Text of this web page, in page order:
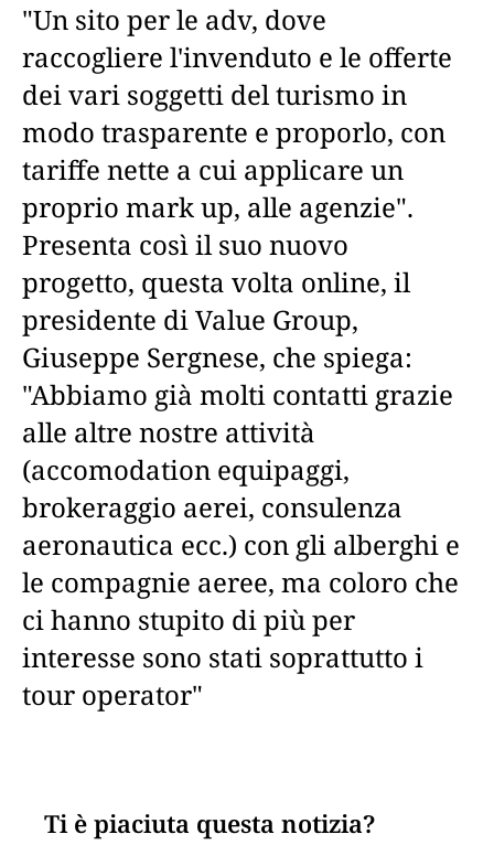
"Un sito per le adv, dove
raccogliere l'invenduto e le offerte
dei vari soggetti del turismo in
modo trasparente e proporlo, con
tariffe nette a cui applicare un
proprio mark up, alle agenzie".
Presenta così il suo nuovo
progetto, questa volta online, il
presidente di Value Group,
Giuseppe Sergnese, che spiega:
"Abbiamo già molti contatti grazie
alle altre nostre attività
(accomodation equipaggi,
brokeraggio aerei, consulenza
aeronautica ecc.) con gli alberghi e
le compagnie aeree, ma coloro che
ci hanno stupito di più per
interesse sono stati soprattutto i
tour operator"
Ti è piaciuta questa notizia?